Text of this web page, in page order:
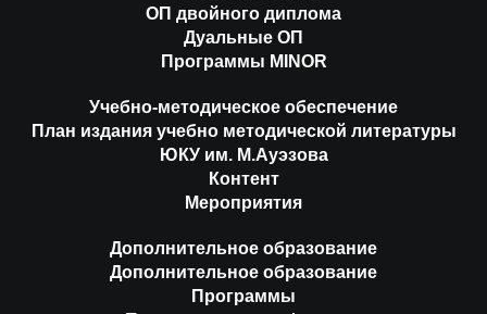
ОП двойного диплома
Дуальные ОП
Программы MINOR
Учебно-методическое обеспечение
План издания учебно методической литературы
ЮКУ им. М.Ауэзова
Контент
Мероприятия
Дополнительное образование
Дополнительное образование
Программы